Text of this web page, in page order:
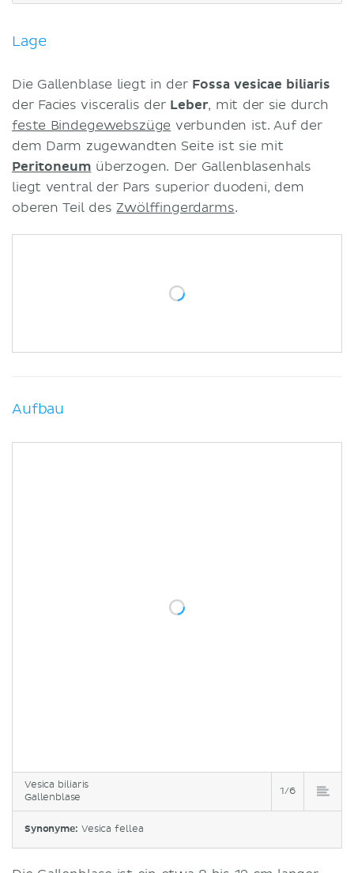
Histologie
Embryologie
Funktion
Klinik
Literaturquellen
Lage
Die Gallenblase liegt in der Fossa vesicae biliaris
der Facies visceralis der Leber, mit der sie durch
feste Bindegewebszüge verbunden ist. Auf der
dem Darm zugewandten Seite ist sie mit
Peritoneum überzogen. Der Gallenblasenhals
liegt ventral der Pars superior duodeni, dem
oberen Teil desZwölffingerdarms.
Aufbau
Vesica biliaris
Gallenblase
1/6
Synonyme: Vesica fellea